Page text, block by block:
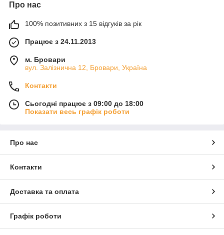
Про нас
100% позитивних з 15 відгуків за рік
Працює з 24.11.2013
м. Бровари
вул. Залізнична 12, Бровари, Україна
Контакти
Сьогодні працює з 09:00 до 18:00
Показати весь графік роботи
Про нас
Контакти
Доставка та оплата
Графік роботи